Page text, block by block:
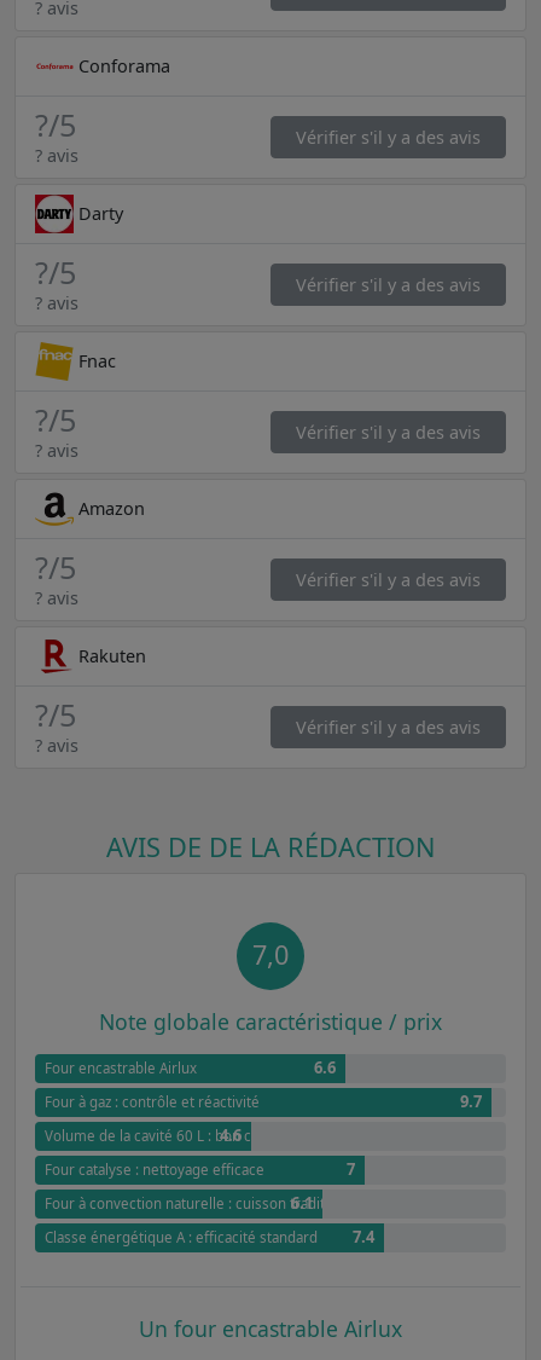
? avis
Conforama
?/5
? avis
Vérifier s'il y a des avis
Darty
?/5
? avis
Vérifier s'il y a des avis
Fnac
?/5
? avis
Vérifier s'il y a des avis
Amazon
?/5
? avis
Vérifier s'il y a des avis
Rakuten
?/5
? avis
Vérifier s'il y a des avis
AVIS DE DE LA RÉDACTION
7,0
Note globale caractéristique / prix
Four encastrable Airlux 6.6
Four à gaz : contrôle et réactivité 9.7
Volume de la cavité 60 L : bon compromis
4.6
Four catalyse : nettoyage efficace 7
Four à convection naturelle : cuisson traditionnelle et douce
6.1
Classe énergétique A : efficacité standard 7.4
Un four encastrable Airlux